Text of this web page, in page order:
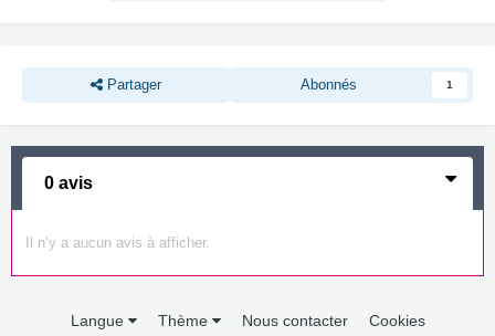
Partager Abonnés 1
0 avis
Il n’y a aucun avis à afficher.
Langue Thème Nous contacter Cookies